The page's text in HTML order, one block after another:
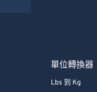
單位轉換器
Lbs 到 Kg